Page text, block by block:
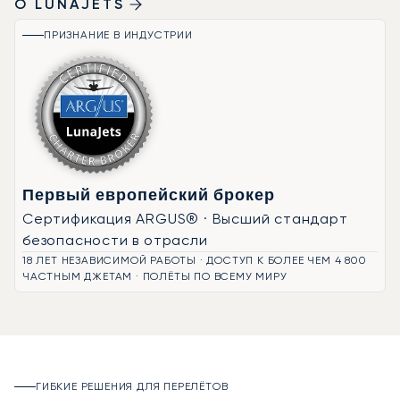
О LUNAJETS
ПРИЗНАНИЕ В ИНДУСТРИИ
Первый европейский брокер
Сертификация ARGUS® · Высший стандарт
безопасности в отрасли
18 ЛЕТ НЕЗАВИСИМОЙ РАБОТЫ · ДОСТУП К БОЛЕЕ ЧЕМ 4 800
ЧАСТНЫМ ДЖЕТАМ · ПОЛЁТЫ ПО ВСЕМУ МИРУ
ГИБКИЕ РЕШЕНИЯ ДЛЯ ПЕРЕЛЁТОВ